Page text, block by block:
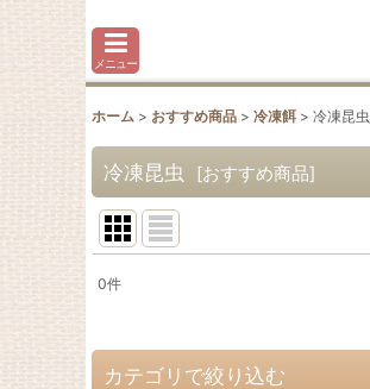
メニュー
ホーム > おすすめ商品 > 冷凍餌 > 冷凍昆虫
冷凍昆虫 [おすすめ商品]
並び順 :
0件
カテゴリで絞り込む